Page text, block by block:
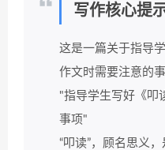
写作核心提示
这是一篇关于指导
作文时需要注意的事
"指导学生写好《叩
事项"
“叩读”，顾名思义